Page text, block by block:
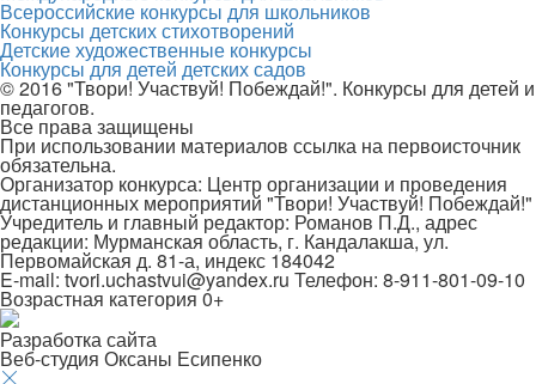
Всероссийские конкурсы для школьников
Конкурсы детских стихотворений
Детские художественные конкурсы
Конкурсы для детей детских садов
© 2016 "Твори! Участвуй! Побеждай!". Конкурсы для детей и
педагогов.
Все права защищены
При использовании материалов ссылка на первоисточник
обязательна.
Организатор конкурса: Центр организации и проведения
дистанционных мероприятий "Твори! Участвуй! Побеждай!"
Учредитель и главный редактор: Романов П.Д., адрес
редакции: Мурманская область, г. Кандалакша, ул.
Первомайская д. 81-а, индекс 184042
E-mail: tvori.uchastvui@yandex.ru Телефон: 8-911-801-09-10
Возрастная категория 0+
Разработка сайта
Веб-студия Оксаны Есипенко